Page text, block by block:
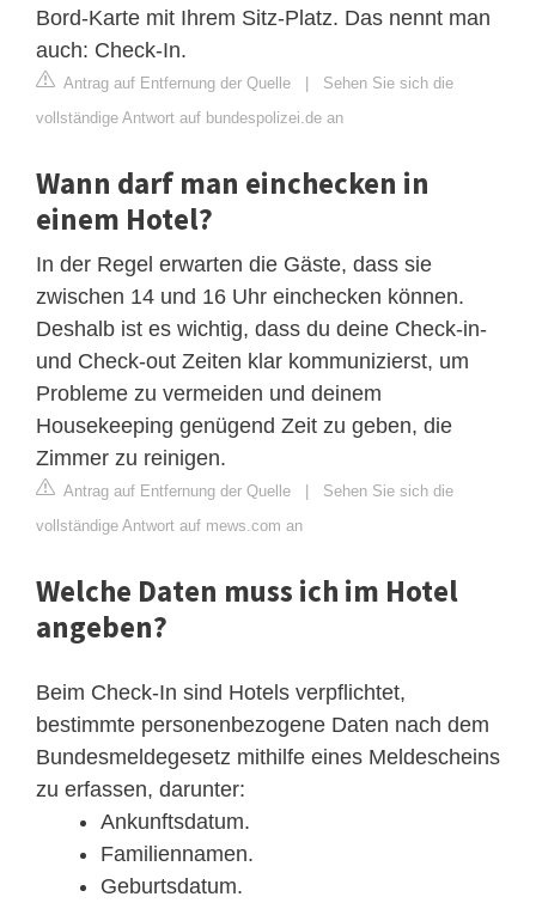
Bord-Karte mit Ihrem Sitz-Platz. Das nennt man
auch: Check-In.
Antrag auf Entfernung der Quelle | Sehen Sie sich die
vollständige Antwort auf bundespolizei.de an
Wann darf man einchecken in
einem Hotel?
In der Regel erwarten die Gäste, dass sie
zwischen 14 und 16 Uhr einchecken können.
Deshalb ist es wichtig, dass du deine Check-in-
und Check-out Zeiten klar kommunizierst, um
Probleme zu vermeiden und deinem
Housekeeping genügend Zeit zu geben, die
Zimmer zu reinigen.
Antrag auf Entfernung der Quelle | Sehen Sie sich die
vollständige Antwort auf mews.com an
Welche Daten muss ich im Hotel
angeben?
Beim Check-In sind Hotels verpflichtet,
bestimmte personenbezogene Daten nach dem
Bundesmeldegesetz mithilfe eines Meldescheins
zu erfassen, darunter:
Ankunftsdatum.
Familiennamen.
Geburtsdatum.